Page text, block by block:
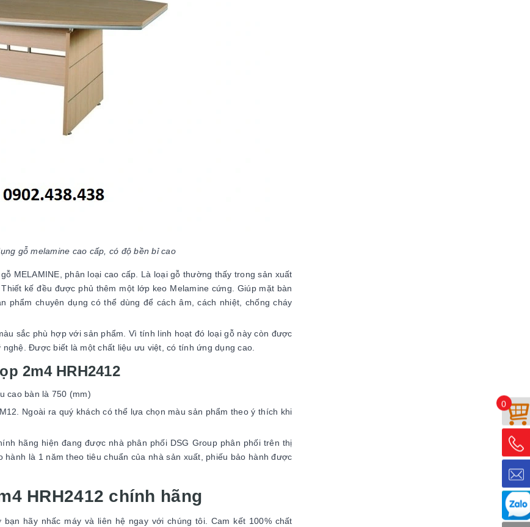
gỗ melamine cao cấp, có độ bền bỉ cao
MELAMINE, phân loại cao cấp. Là loại gỗ thường thấy trong sản xuất
kế đều được phủ thêm một lớp keo Melamine cứng. Giúp mặt bàn
phẩm chuyên dụng có thể dùng để cách âm, cách nhiệt, chống cháy
sắc phù hợp với sản phẩm. Vì tính linh hoạt đó loại gỗ này còn được
Được biết là một chất liệu ưu việt, có tính ứng dụng cao.
2m4 HRH2412
cao bàn là 750 (mm)
Ngoài ra quý khách có thể lựa chọn màu sản phẩm theo ý thích khi
hãng hiện đang được nhà phân phối DSG Group phân phối trên thị
là 1 năm theo tiêu chuẩn của nhà sản xuất, phiếu bảo hành được
HRH2412 chính hãng
hãy nhấc máy và liên hệ ngay với chúng tôi. Cam kết 100% chất
0